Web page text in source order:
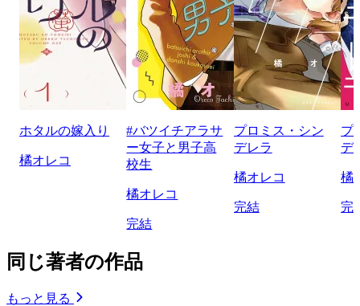
ホタルの嫁入り
橘オレコ
#バツイチアラサ
ー女子と男子高
校生
橘オレコ
完結
プロミス・シン
デレラ
橘オレコ
完結
プ
デ
橘
完
同じ著者の作品
もっと見る